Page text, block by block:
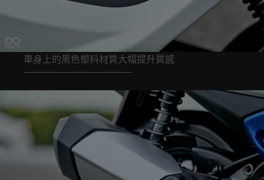
車身上的黑色塑料材質大幅提升質感